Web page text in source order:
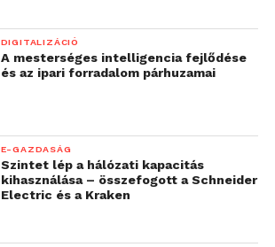
DIGITALIZÁCIÓ
A mesterséges intelligencia fejlődése
és az ipari forradalom párhuzamai
E-GAZDASÁG
Szintet lép a hálózati kapacitás
kihasználása – összefogott a Schneider
Electric és a Kraken